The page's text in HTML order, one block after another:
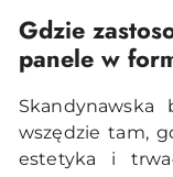
Gdzie
panele w
Skandynawska
wszędzie tam,
estetyka i